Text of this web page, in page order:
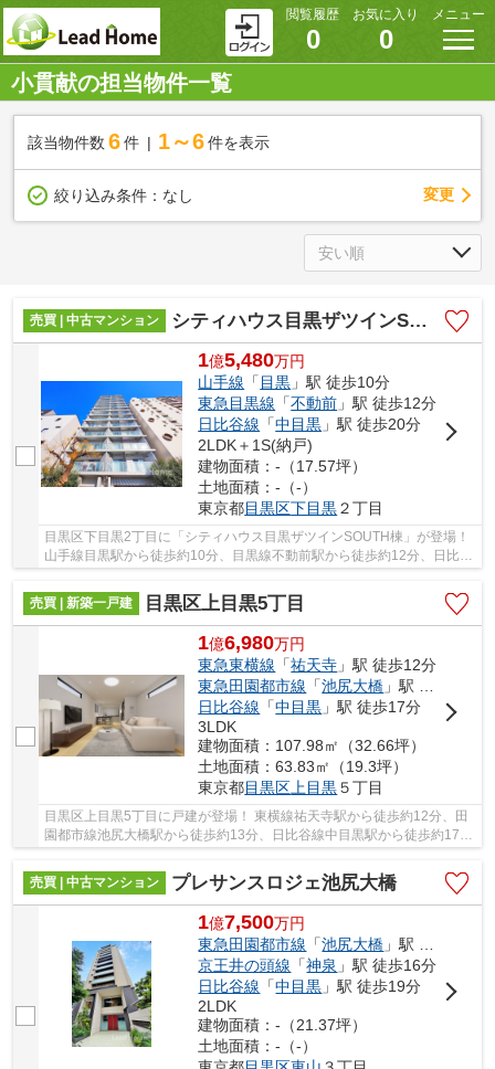
閲覧履歴
0
お気に入り
0
メニュー
小貫献の担当物件一覧
該当物件数 6件 1～6 件を表示
絞り込み条件： なし 変更
売買 | 中古マンション シティハウス目黒ザツインSOUTH棟
1億5,480万円
山手線 「 目黒 」駅 徒歩10分
東急目黒線 「不動前 」駅 徒歩12分
日比谷線 「中目黒 」駅 徒歩20分
2LDK＋1S(納戸)
建物面積：-（17.57坪）
土地面積：-（-）
東京都目黒区下目黒２丁目
目黒区下目黒2丁目に「シティハウス目黒ザツインSOUTH棟」が登場！
山手線目黒駅から徒歩約10分、目黒線不動前駅から徒歩約12分、日比谷
売買 | 新築一戸建
目黒区上目黒5丁目
1億6,980万円
東急東横線 「祐天寺 」駅 徒歩12分
東急田園都市線 「池尻大橋 」駅 徒歩13分
日比谷線 「中目黒 」駅 徒歩17分
3LDK
建物面積：107.98㎡（32.66坪）
土地面積：63.83㎡（19.3坪）
東京都目黒区 上目黒５丁目
目黒区上目黒5丁目に戸建が登場！ 東横線祐天寺駅から徒歩約12分、田
園都市線池尻大橋駅から徒歩約13分、日比谷線中目黒駅から徒歩約17
売買 | 中古マンション
プレサンスロジェ池尻大橋
1億7,500万円
東急田園都市線 「池尻大橋 」駅 徒歩1分
京王井の頭線 「神泉 」駅 徒歩16分
日比谷線 「中目黒 」駅 徒歩19分
2LDK
建物面積：-（21.37坪）
土地面積：-（-）